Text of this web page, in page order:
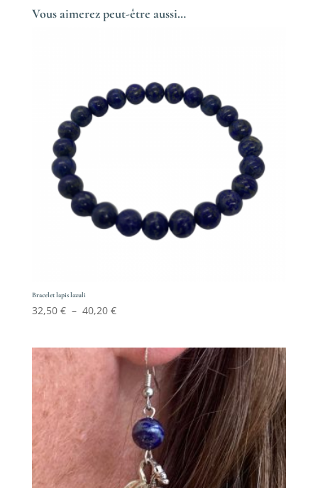
Vous aimerez peut-être aussi…
Bracelet lapis lazuli
32,50 € – 40,20 €Plage
32,50 €
40,20 €